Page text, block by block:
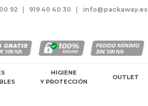
92 919 40 40 30 info@packaway.es
HIGIENE
Y PROTECCIÓN
OUTLET